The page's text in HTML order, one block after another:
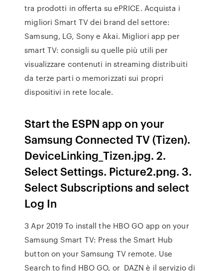
tra prodotti in offerta su ePRICE. Acquista i
migliori Smart TV dei brand del settore:
Samsung, LG, Sony e Akai. Migliori app per
smart TV: consigli su quelle più utili per
visualizzare contenuti in streaming distribuiti
da terze parti o memorizzati sui propri
dispositivi in rete locale.
Start the ESPN app on your
Samsung Connected TV (Tizen).
DeviceLinking_Tizen.jpg. 2.
Select Settings. Picture2.png. 3.
Select Subscriptions and select
Log In
3 Apr 2019 To install the HBO GO app on your
Samsung Smart TV: Press the Smart Hub
button on your Samsung TV remote. Use
Search to find HBO GO, or DAZN è il servizio di